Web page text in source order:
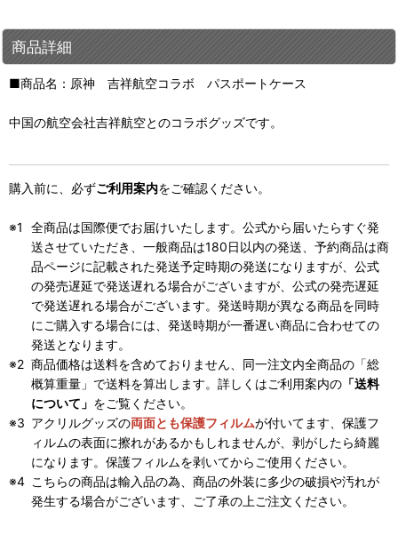
商品詳細
■商品名：原神 吉祥航空コラボ パスポートケース
中国の航空会社吉祥航空とのコラボグッズです。
購入前に、必ずご利用案内をご確認ください。
全商品は国際便でお届けいたします。公式から届いたらすぐ発
送させていただき、一般商品は180日以内の発送、予約商品は商
品ページに記載された発送予定時期の発送になりますが、公式
の発売遅延で発送遅れる場合がございますが、公式の発売遅延
で発送遅れる場合がございます。発送時期が異なる商品を同時
にご購入する場合には、発送時期が一番遅い商品に合わせての
発送となります。
商品価格は送料を含めておりません、同一注文内全商品の「総
概算重量」で送料を算出します。詳しくはご利用案内の 「送料
について」 をご覧ください。
アクリルグッズの両面とも保護フィルムが付いてます、保護フ
ィルムの表面に擦れがあるかもしれませんが、剥がしたら綺麗
になります。保護フィルムを剥いてからご使用ください。
こちらの商品は輸入品の為、商品の外装に多少の破損や汚れが
発生する場合がございます、ご了承の上ご注文ください。